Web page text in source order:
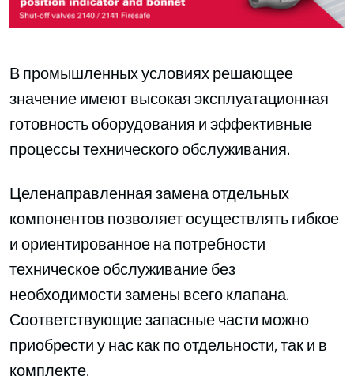
В промышленных условиях решающее
значение имеют высокая эксплуатационная
готовность оборудования и эффективные
процессы технического обслуживания.
Целенаправленная замена отдельных
компонентов позволяет осуществлять гибкое
и ориентированное на потребности
техническое обслуживание без
необходимости замены всего клапана.
Соответствующие запасные части можно
приобрести у нас как по отдельности, так и в
комплекте.